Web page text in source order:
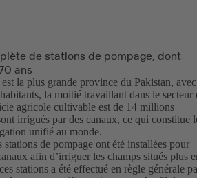
de stations de pompage, dont
ans
la plus grande province du Pakistan, avec
la moitié travaillant dans le secteur
agricole cultivable est de 14 millions
irrigués par des canaux, ce qui constitue
unifié au monde.
stations de pompage ont été installées pour
afin d’irriguer les champs situés plus
stations a été effectué en règle générale